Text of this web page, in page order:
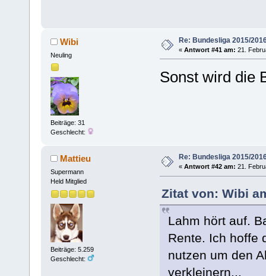
Wibi
Neuling
Beiträge: 31
Geschlecht:
Re: Bundesliga 2015/
« Antwort #41 am: 21.
Sonst wird die
Mattieu
Supermann
Held Mitglied
Beiträge: 5.259
Geschlecht:
Re: Bundesliga 2015/
« Antwort #42 am: 21.
Zitat von: Wibi
Lahm hört auf.
Rente. Ich hoffe
nutzen um den
verkleinern...